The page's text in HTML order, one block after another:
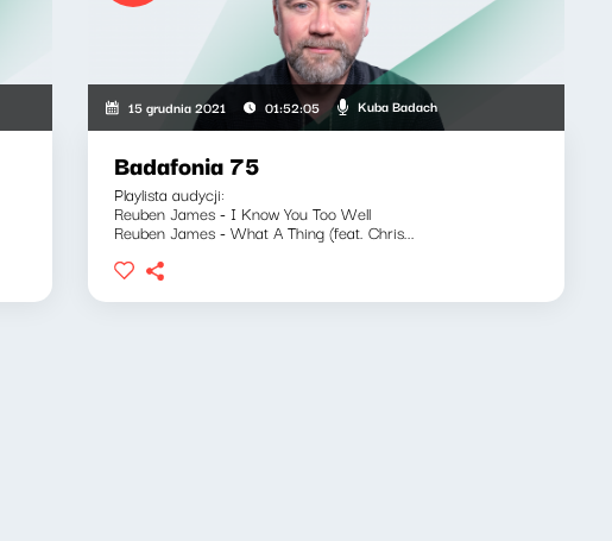
15 grudnia 2021 01:52:05 Kuba Badach
Badafonia 75
Playlista audycji:
Reuben James - I Know You Too Well
Reuben James - What A Thing (feat. Chris...